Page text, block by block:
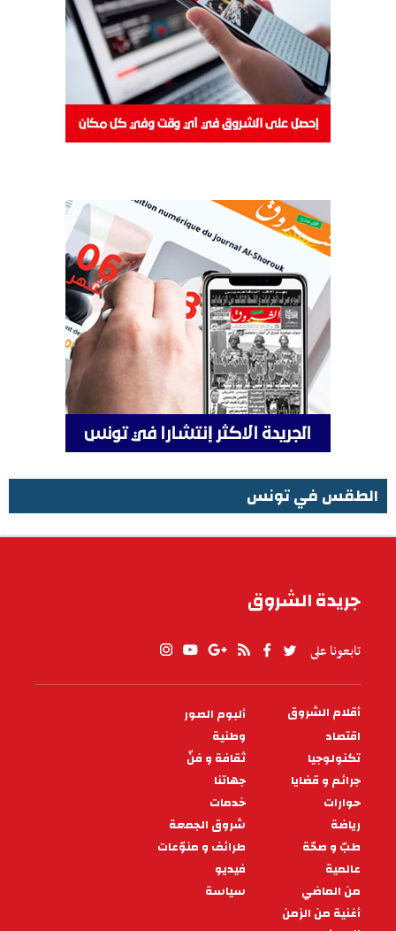
الطقس في تونس
جريدة الشروق
تابعونا على
PIED
DE
PAGE
أقلام الشروق
ألبوم الصور
اقتصاد
وطنية
تكنولوجيا
ثقافة و فنّ
جرائم و قضايا
جهاتنا
حوارات
خدمات
رياضة
شروق الجمعة
طبّ و صحّة
طرائف و منوّعات
عالمية
فيديو
من الماضي
سياسة
أغنية من الزمن